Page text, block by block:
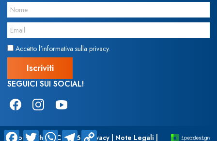
Accetto l'informativa sulla privacy.
SEGUICI SUI SOCIAL!
©Copyright ASC 2026 |Privacy | Note Legali |
Facebook
TwitterWhatsApp
TelegramCopy